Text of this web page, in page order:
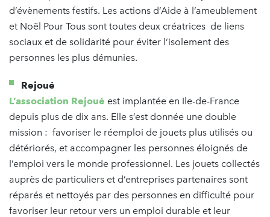
d’évènements festifs. Les actions d’Aide à l’ameublement
et Noël Pour Tous sont toutes deux créatrices de liens
sociaux et de solidarité pour éviter l’isolement des
personnes les plus démunies.
Rejoué
L’association Rejoué est implantée en Ile-de-France
depuis plus de dix ans. Elle s’est donnée une double
mission : favoriser le réemploi de jouets plus utilisés ou
détériorés, et accompagner les personnes éloignés de
l’emploi vers le monde professionnel. Les jouets collectés
auprès de particuliers et d’entreprises partenaires sont
réparés et nettoyés par des personnes en difficulté pour
favoriser leur retour vers un emploi durable et leur